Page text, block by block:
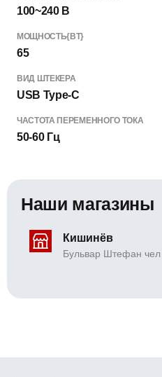
100~240 В
МОЩНОСТЬ{ВТ}
65
ВИД ШТЕКЕРА
USB Type-C
ЧАСТОТА ПЕРЕМЕННОГО ТОКА
50-60 Гц
Наши магазины
Кишинёв
Бульвар Штефан